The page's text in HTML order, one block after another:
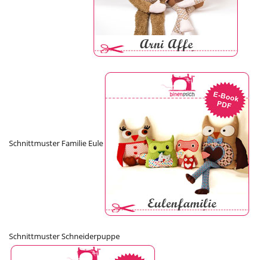
Schnittmuster Familie Eule
Schnittmuster Schneiderpuppe